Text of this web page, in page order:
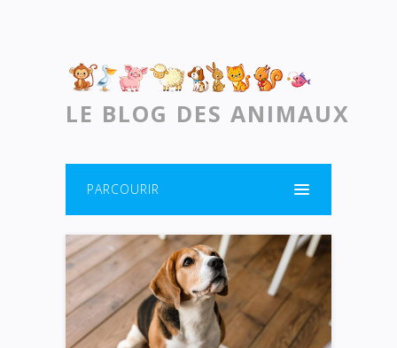
LE BLOG DES ANIMAUX
PARCOURIR